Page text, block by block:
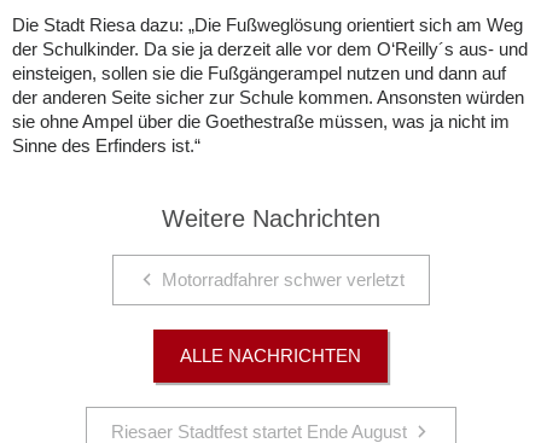
Die Stadt Riesa dazu: „Die Fußweglösung orientiert sich am Weg
der Schulkinder. Da sie ja derzeit alle vor dem O‘Reilly´s aus- und
einsteigen, sollen sie die Fußgängerampel nutzen und dann auf
der anderen Seite sicher zur Schule kommen. Ansonsten würden
sie ohne Ampel über die Goethestraße müssen, was ja nicht im
Sinne des Erfinders ist.“
Weitere Nachrichten
Motorradfahrer schwer verletzt
ALLE NACHRICHTEN
Riesaer Stadtfest startet Ende August